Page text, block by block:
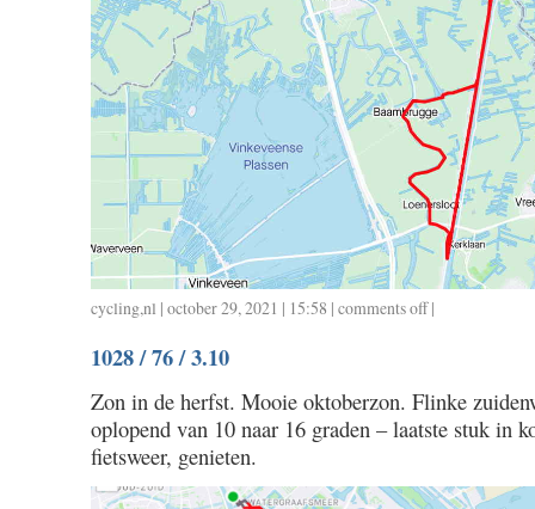
cycling,nl | october 29, 2021 | 15:58 | comments offon
/
1.45
|
1028 / 76 / 3.10
Zon in de herfst. Mooie oktoberzon. Flinke
oplopend van 10 naar 16 graden – laatste stuk in
fietsweer, genieten.